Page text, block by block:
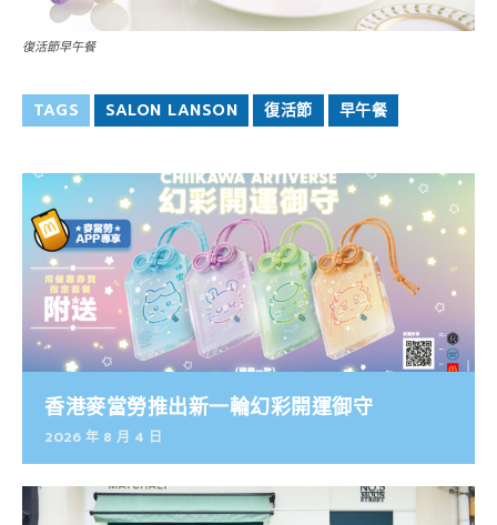
復活節早午餐
TAGS SALON LANSON 復活節 早午餐
香港麥當勞推出新一輪幻彩開運御守
2026 年 8 月 4 日